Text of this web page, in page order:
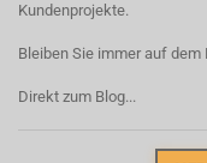
Kundenprojekte.
Bleiben Sie immer auf dem
Direkt zum Blog...